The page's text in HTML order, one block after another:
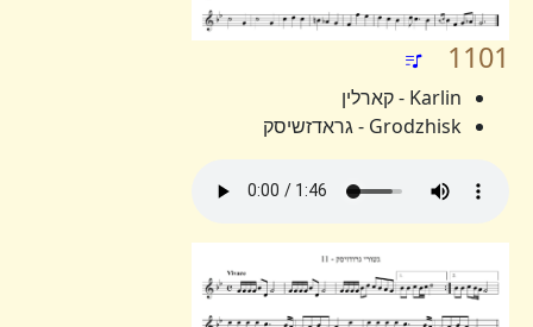
1101
Karlin - קארלין
Grodzhisk - גראדזשיסק